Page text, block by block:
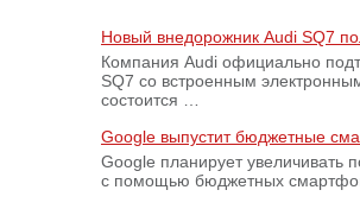
Новый внедорожник Audi SQ7
Компания Audi официально
SQ7 со встроенным
состоится …
Google выпустит бюджетные
Google планирует увеличивать
с помощью бюджетных